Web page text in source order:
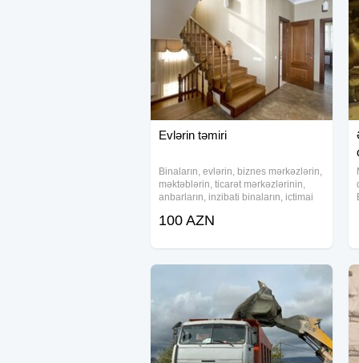
Evlərin təmiri
Binaların, evlərin, biznes mərkəzlərin,
məktəblərin, ticarət mərkəzlərinin,
anbarların, inzibati binaların, ictimai
s. tikinti və təmirini həyata keçiririk
100 AZN